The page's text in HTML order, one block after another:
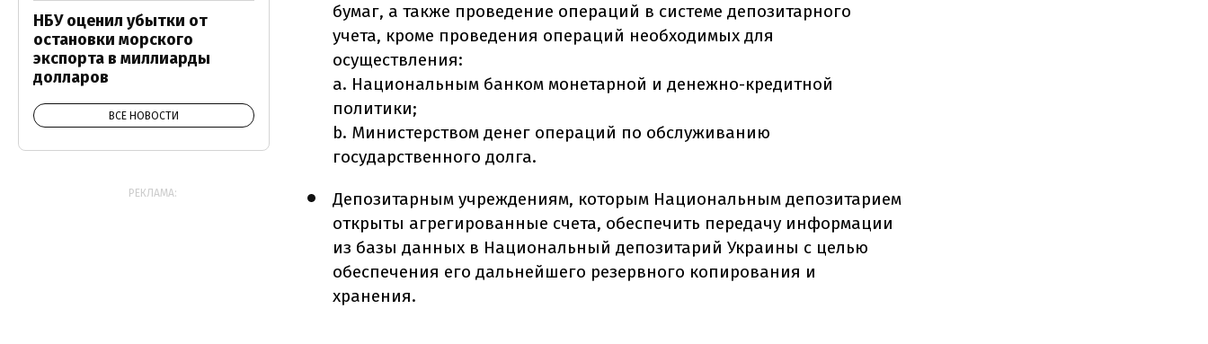
бумаг, а также проведение операций в системе депозитарного
учета, кроме проведения операций необходимых для
осуществления:
a. Национальным банком монетарной и денежно-кредитной
политики;
b. Министерством денег операций по обслуживанию
государственного долга.
Депозитарным учреждениям, которым Национальным депозитарием
открыты агрегированные счета, обеспечить передачу информации
из базы данных в Национальный депозитарий Украины с целью
обеспечения его дальнейшего резервного копирования и
хранения.
НБУ оценил убытки от
остановки морского
экспорта в миллиарды
долларов
ВСЕ НОВОСТИ
РЕКЛАМА: